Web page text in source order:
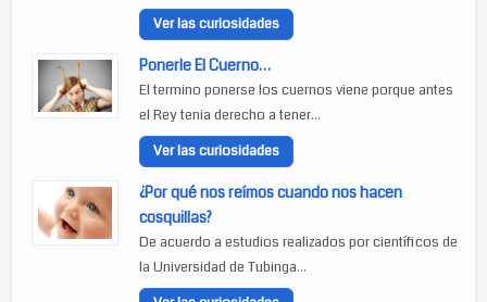
Ver las curiosidades
Ponerle El Cuerno…
El termino ponerse los cuernos viene porque antes
el Rey tenia derecho a tener...
Ver las curiosidades
¿Por qué nos reímos cuando nos hacen
cosquillas?
De acuerdo a estudios realizados por científicos de
la Universidad de Tubinga...